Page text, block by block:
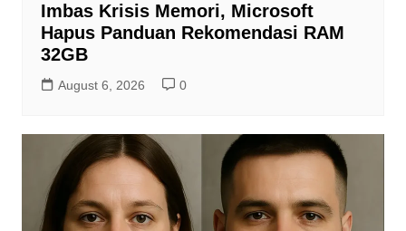
Imbas Krisis Memori, Microsoft
Hapus Panduan Rekomendasi RAM
32GB
August 6, 2026 0